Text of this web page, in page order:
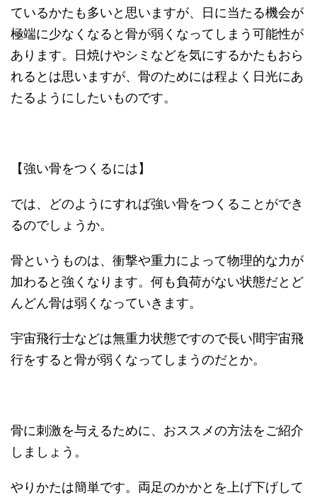
ているかたも多いと思いますが、日に当たる機会が
極端に少なくなると骨が弱くなってしまう可能性が
あります。日焼けやシミなどを気にするかたもおら
れるとは思いますが、骨のためには程よく日光にあ
たるようにしたいものです。
【強い骨をつくるには】
では、どのようにすれば強い骨をつくることができ
るのでしょうか。
骨というものは、衝撃や重力によって物理的な力が
加わると強くなります。何も負荷がない状態だとど
んどん骨は弱くなっていきます。
宇宙飛行士などは無重力状態ですので長い間宇宙飛
行をすると骨が弱くなってしまうのだとか。
骨に刺激を与えるために、おススメの方法をご紹介
しましょう。
やりかたは簡単です。両足のかかとを上げ下げして